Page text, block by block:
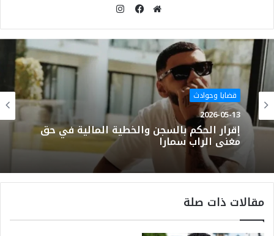
الويب
قضايا وحوادث
2026-05-13
إقرار الحكم بالسجن والخطية المالية في حق
مغني الراب سمارا
مقالات ذات صلة